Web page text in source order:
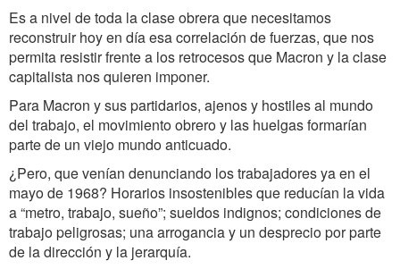
Es a nivel de toda la clase obrera que necesitamos
reconstruir hoy en día esa correlación de fuerzas, que nos
permita resistir frente a los retrocesos que Macron y la clase
capitalista nos quieren imponer.
Para Macron y sus partidarios, ajenos y hostiles al mundo
del trabajo, el movimiento obrero y las huelgas formarían
parte de un viejo mundo anticuado.
¿Pero, que venían denunciando los trabajadores ya en el
mayo de 1968? Horarios insostenibles que reducían la vida
a “metro, trabajo, sueño”; sueldos indignos; condiciones de
trabajo peligrosas; una arrogancia y un desprecio por parte
de la dirección y la jerarquía.